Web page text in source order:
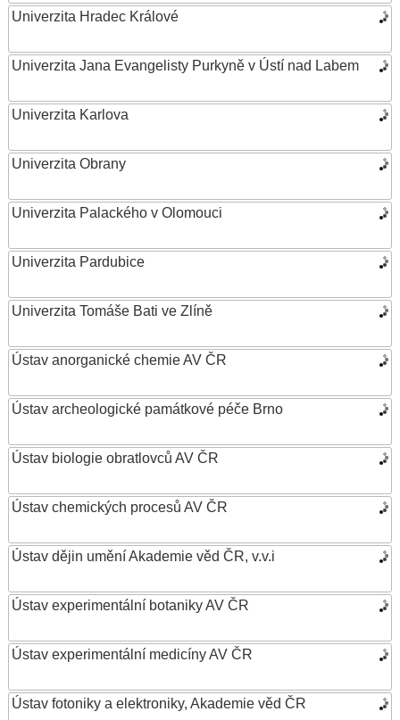
Univerzita Hradec Králové
Univerzita Jana Evangelisty Purkyně v Ústí nad Labem
Univerzita Karlova
Univerzita Obrany
Univerzita Palackého v Olomouci
Univerzita Pardubice
Univerzita Tomáše Bati ve Zlíně
Ústav anorganické chemie AV ČR
Ústav archeologické památkové péče Brno
Ústav biologie obratlovců AV ČR
Ústav chemických procesů AV ČR
Ústav dějin umění Akademie věd ČR, v.v.i
Ústav experimentální botaniky AV ČR
Ústav experimentální medicíny AV ČR
Ústav fotoniky a elektroniky, Akademie věd ČR